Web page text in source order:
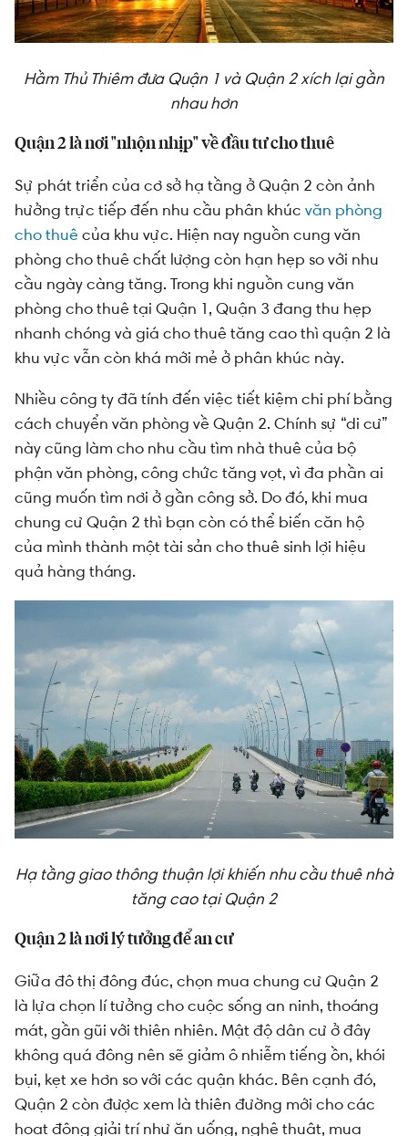
Hầm Thủ Thiêm đưa Quận 1 và Quận 2 xích lại gần
nhau hơn
Quận 2 là nơi "nhộn nhịp" về đầu tư cho thuê
Sự phát triển của cơ sở hạ tầng ở Quận 2 còn ảnh
hưởng trực tiếp đến nhu cầu phân khúc văn phòng
cho thuê của khu vực. Hiện nay nguồn cung văn
phòng cho thuê chất lượng còn hạn hẹp so với nhu
cầu ngày càng tăng. Trong khi nguồn cung văn
phòng cho thuê tại Quận 1, Quận 3 đang thu hẹp
nhanh chóng và giá cho thuê tăng cao thì quận 2 là
khu vực vẫn còn khá mới mẻ ở phân khúc này.
Nhiều công ty đã tính đến việc tiết kiệm chi phí bằng
cách chuyển văn phòng về Quận 2. Chính sự “di cư”
này cũng làm cho nhu cầu tìm nhà thuê của bộ
phận văn phòng, công chức tăng vọt, vì đa phần ai
cũng muốn tìm nơi ở gần công sở. Do đó, khi mua
chung cư Quận 2 thì bạn còn có thể biến căn hộ
của mình thành một tài sản cho thuê sinh lợi hiệu
quả hàng tháng.
Hạ tầng giao thông thuận lợi khiến nhu cầu thuê nhà
tăng cao tại Quận 2
Quận 2 là nơi lý tưởng để an cư
Giữa đô thị đông đúc, chọn mua chung cư Quận 2
là lựa chọn lí tưởng cho cuộc sống an ninh, thoáng
mát, gần gũi với thiên nhiên. Mật độ dân cư ở đây
không quá đông nên sẽ giảm ô nhiễm tiếng ồn, khói
bụi, kẹt xe hơn so với các quận khác. Bên cạnh đó,
Quận 2 còn được xem là thiên đường mới cho các
hoạt động giải trí như ăn uống, nghệ thuật, mua